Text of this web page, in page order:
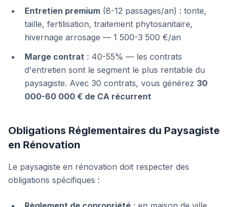
Entretien premium (8-12 passages/an) : tonte,
taille, fertilisation, traitement phytosanitaire,
hivernage arrosage — 1 500-3 500 €/an
Marge contrat : 40-55% — les contrats
d'entretien sont le segment le plus rentable du
paysagiste. Avec 30 contrats, vous générez 30
000-60 000 € de CA récurrent
Obligations Réglementaires du Paysagiste
en Rénovation
Le paysagiste en rénovation doit respecter des
obligations spécifiques :